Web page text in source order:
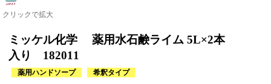
クリックで拡大
ミッケル化学 薬用水石鹸ライム 5L×2本
入り 182011
薬用ハンドソープ 希釈タイプ